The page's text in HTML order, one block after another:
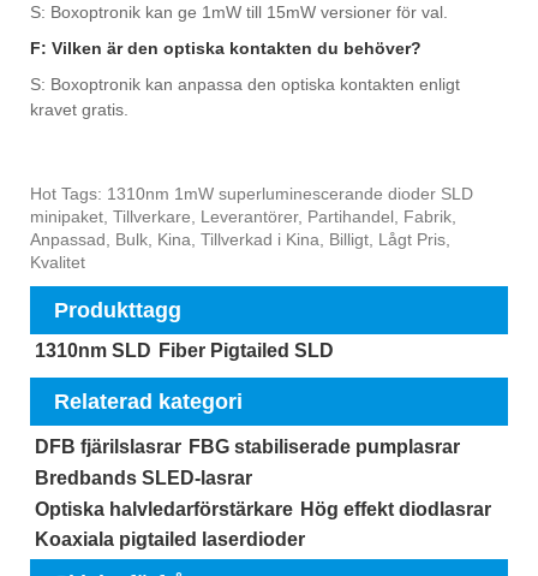
S: Boxoptronik kan ge 1mW till 15mW versioner för val.
F: Vilken är den optiska kontakten du behöver?
S: Boxoptronik kan anpassa den optiska kontakten enligt
kravet gratis.
Hot Tags: 1310nm 1mW superluminescerande dioder SLD
minipaket, Tillverkare, Leverantörer, Partihandel, Fabrik,
Anpassad, Bulk, Kina, Tillverkad i Kina, Billigt, Lågt Pris,
Kvalitet
Produkttagg
1310nm SLD Fiber Pigtailed SLD
Relaterad kategori
DFB fjärilslasrar FBG stabiliserade pumplasrar
Bredbands SLED-lasrar
Optiska halvledarförstärkare Hög effekt diodlasrar
Koaxiala pigtailed laserdioder